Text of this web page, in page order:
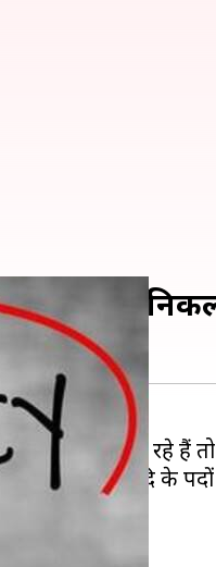
पदों पर
तलाश कर रहे हैं
ऑफिसर आदि के